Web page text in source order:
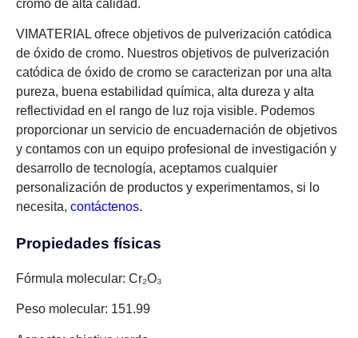
cromo de alta calidad.
VIMATERIAL ofrece objetivos de pulverización catódica
de óxido de cromo. Nuestros objetivos de pulverización
catódica de óxido de cromo se caracterizan por una alta
pureza, buena estabilidad química, alta dureza y alta
reflectividad en el rango de luz roja visible. Podemos
proporcionar un servicio de encuadernación de objetivos
y contamos con un equipo profesional de investigación y
desarrollo de tecnología, aceptamos cualquier
personalización de productos y experimentamos, si lo
necesita, contáctenos.
Propiedades físicas
Fórmula molecular: Cr₂O₃
Peso molecular: 151.99